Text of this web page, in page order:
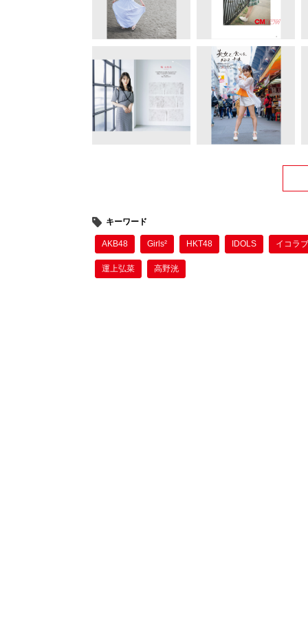
キーワード
AKB48 Girls² HKT48 IDOLS イコラ
運上弘菜 高野洸